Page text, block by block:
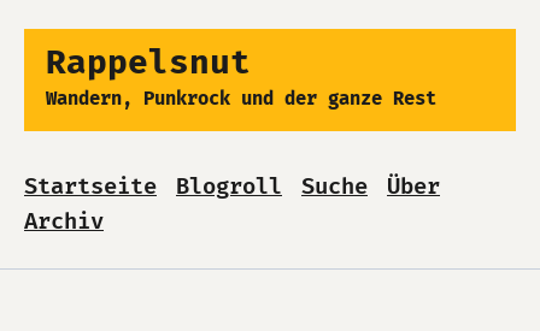
Rappelsnut
Wandern, Punkrock und der ganze Rest
Startseite Blogroll Suche
Über
Archiv